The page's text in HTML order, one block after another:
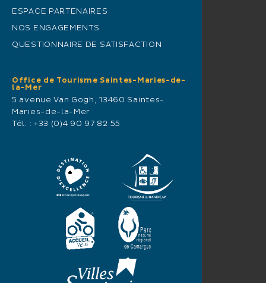
ESPACE PARTENAIRES
NOS ENGAGEMENTS
QUESTIONNAIRE DE SATISFACTION
Office de Tourisme Saintes-Maries-de-
la-Mer
5 avenue Van Gogh, 13460 Saintes-
Maries-de-la-Mer
Tél. : +33 (0)4 90 97 82 55